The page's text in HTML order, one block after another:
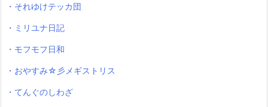
・それゆけテッカ団
・ミリユナ日記
・モフモフ日和
・おやすみ☆彡メギストリス
・てんぐのしわざ